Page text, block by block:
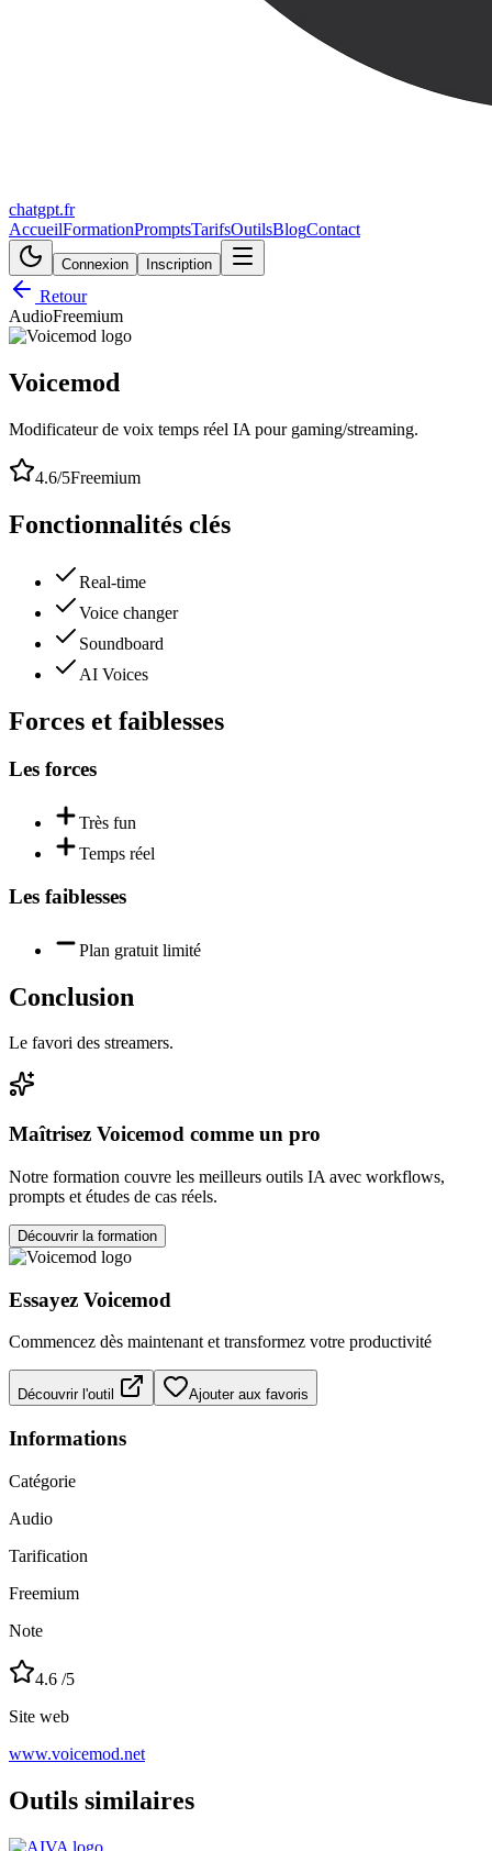
chatgpt.fr
AccueilFormationPromptsTarifsOutilsBlogContact
Connexion Inscription
Retour
AudioFreemium
Voicemod
Modificateur de voix temps réel IA pour gaming/streaming.
4.6/5Freemium
Fonctionnalités clés
Real-time
Voice changer
Soundboard
AI Voices
Forces et faiblesses
Les forces
Très fun
Temps réel
Les faiblesses
Plan gratuit limité
Conclusion
Le favori des streamers.
Maîtrisez Voicemod comme un pro
Notre formation couvre les meilleurs outils IA avec workflows,
prompts et études de cas réels.
Découvrir la formation
Essayez Voicemod
Commencez dès maintenant et transformez votre productivité
Découvrir l'outil Ajouter aux favoris
Informations
Catégorie
Audio
Tarification
Freemium
Note
4.6 /5
Site web
www.voicemod.net
Outils similaires